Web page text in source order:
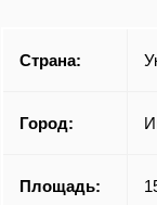
Страна:
Город:
Площадь: